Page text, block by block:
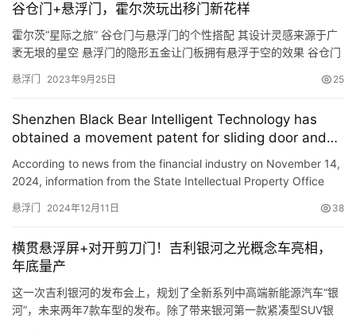
谷仓门+悬浮门，霍尔茨玩出移门新花样
霍尔茨“星际之旅” 谷仓门与悬浮门的个性搭配 其设计灵感来源于广
袤无垠的星空 悬浮门的隐形五金让门板拥有悬浮于空的效果 谷仓门
尚个性 金色森林花色悬浮门 从表面看不出任何五金 而且轨道隐形，
增加了空间的格调感 搭配简约家居风格 满足全…
悬浮门 2023年9月25日 25
Shenzhen Black Bear Intelligent Technology has
obtained a movement patent for sliding door and
floating door openers, making the door opening and
closing process more stable.
According to news from the financial industry on November 14,
2024, information from the State Intellectual Property Office
悬浮门 2024年12月11日 38
横贯悬浮屏+对开剪刀门！吉利银河之光概念车亮相，
年底量产
这一次吉利银河的发布会上，规划了全新系列中高端新能源汽车“银
河”，未来两年7款车型的发布。除了带来银河第一款紧凑型SUV银